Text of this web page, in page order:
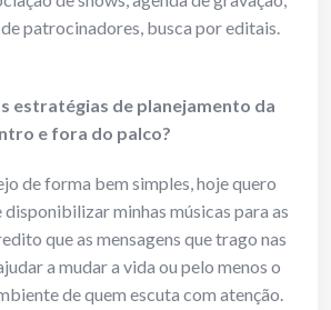
patrocinadores, busca por editais.
estratégias de planejamento da
e fora do palco?
de forma bem simples, hoje quero
minhas músicas para as
que as mensagens que trago nas
a mudar a vida ou pelo menos o
de quem escuta com atenção.